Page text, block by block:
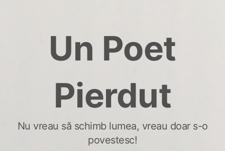
Un Poet
Pierdut
Nu vreau să schimb lumea, vreau doar s-o
povestesc!